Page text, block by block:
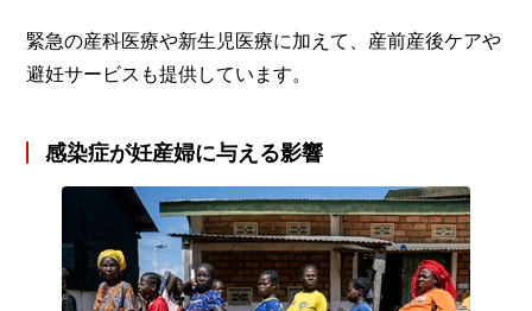
緊急の産科医療や新生児医療に加えて、産前産後ケアや
避妊サービスも提供しています。
感染症が妊産婦に与える影響